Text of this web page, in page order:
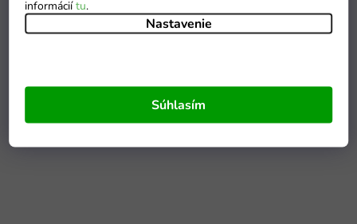
informáciítu.
Nastavenie
Súhlasím